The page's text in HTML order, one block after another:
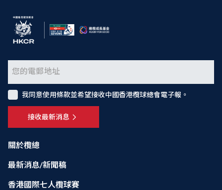
關於欖總
最新消息/新聞稿
香港國際七人欖球賽
接收最新消息
我同意使用條款並希望接收中國香港欖球總會電子報。